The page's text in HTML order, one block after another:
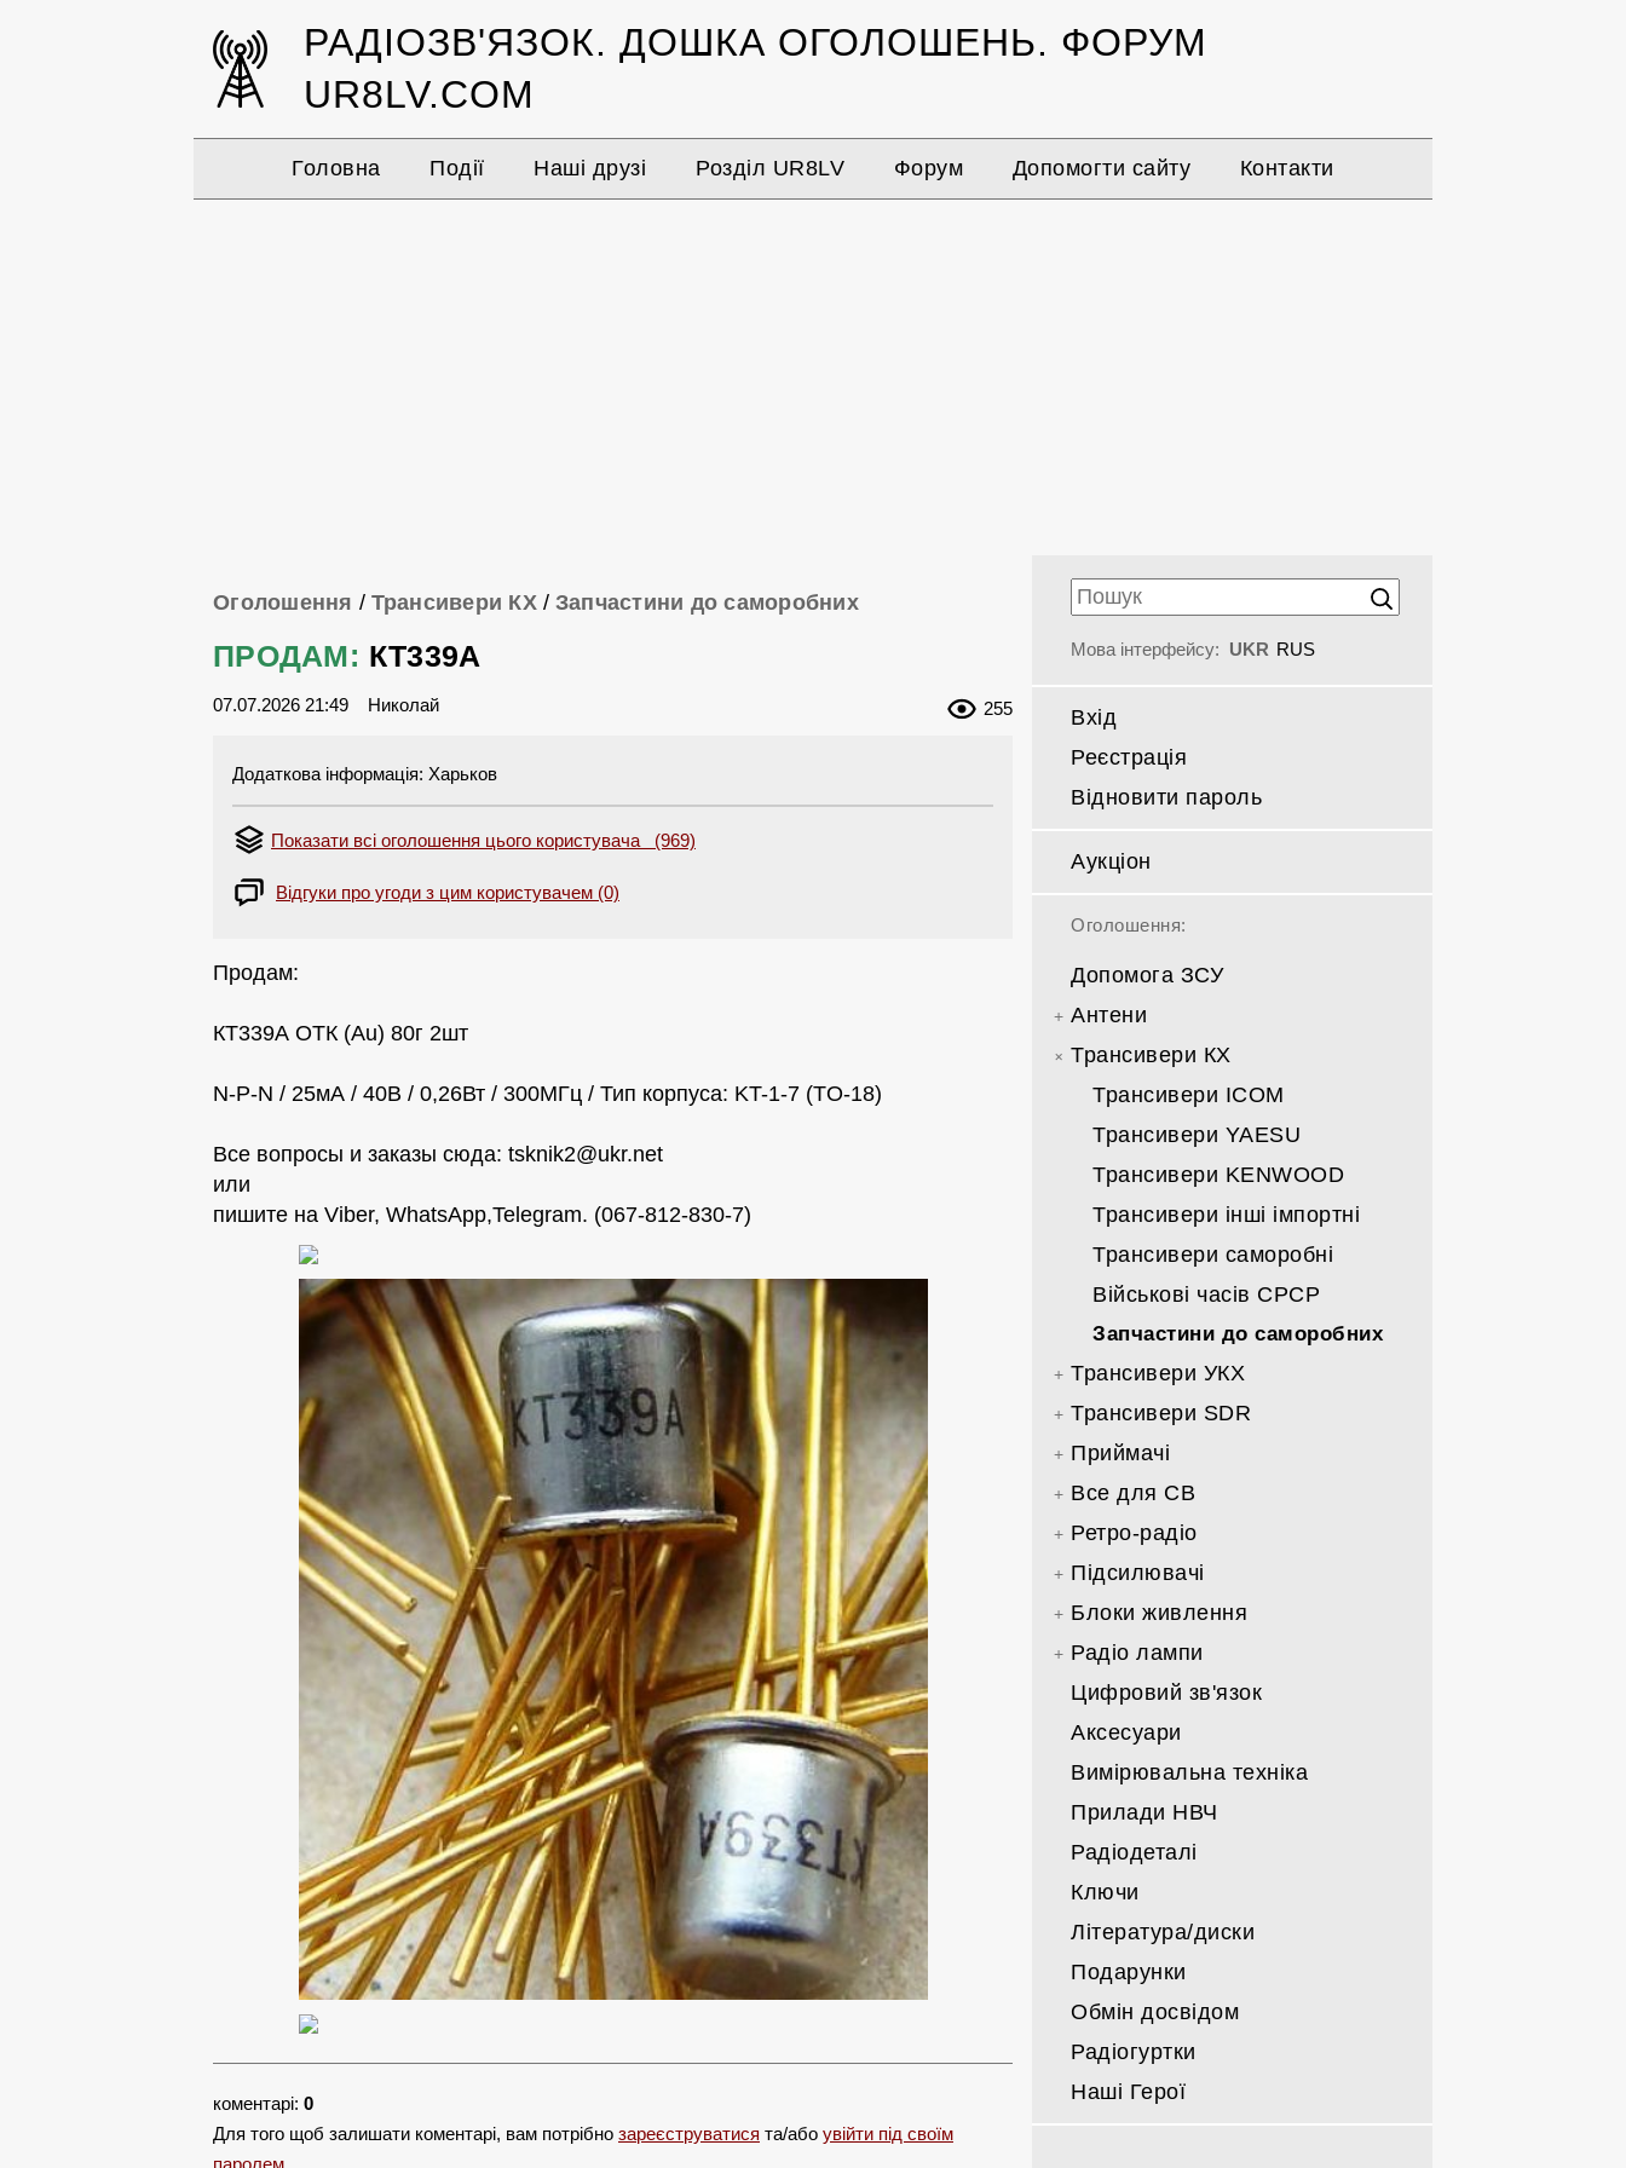
РАДІОЗВ'ЯЗОК. ДОШКА ОГОЛОШЕНЬ. ФОРУМ
UR8LV.COM
Головна Події Наші друзі Розділ UR8LV Форум Допомогти сайту Контакти
Оголошення / Трансивери КХ/ Запчастини до саморобних
ПРОДАМ: КТ339А
07.07.2026 21:49 Николай 255
Додаткова інформація: Харьков
Показати всі оголошення цього користувача (969)
Відгуки про угоди з цим користувачем (0)
Продам:
КТ339А ОТК (Au) 80г 2шт
N-P-N / 25мА / 40В / 0,26Вт / 300МГц / Тип корпуса: KT-1-7 (TO-18)
Все вопросы и заказы сюда: tsknik2@ukr.net
или
пишите на Viber, WhatsАpp,Telegram. (067-812-830-7)
коментарі: 0
Для того щоб залишати коментарі, вам потрібно зареєструватися та/або увійти під своїм
Мова інтерфейсу: UKR RUS
Вхід
Реєстрація
Відновити пароль
Аукціон
Оголошення:
Допомога ЗСУ
Антени
Спрямовані КВ
Спрямовані УКХ
Всі вертикали
Дротяні
Кабелі/щогли/поворотні
Трансивери КХ
Трансивери ICOM
Трансивери YAESU
Трансивери KENWOOD
Трансивери інші імпортні
Трансивери саморобні
Військові часів СРСР
Запчастини до саморобних
Трансивери УКХ
Трансивери MOTOROLA
Трансивери ICOM
Трансивери KENWOOD
Трансивери YAESU
Трансивери імпорт-інші
Трансивери СРСР
Трансивери саморобні
Трансивери SDR
Трансивери
Карти та запчастини до SDR
Приймачі
Військові часів СРСР
Імпортні
Набори
Все для СВ
Станції СВ
Антени СВ
Гаджети СВ
Ретро-радіо
Військові
Побутові
Решта
Підсилювачі
Підсилювачі заводські КХ/УКХ/
військовкі
Підсилювачі саморобні КХ/УКХ
Деталі для підсилювачів
Блоки живлення
Тільки блоки живлення
Компоненти блоків живлення
Радіо лампи
Радіо лампи Г/ГИ/ГМИ/ГС/ГУ
Інші радіо лампи
Цифровий зв'язок
Аксесуари
Вимірювальна техніка
Прилади НВЧ
Радіодеталі
Ключи
Література/диски
Подарунки
Обмін досвідом
Радіогуртки
Наші Герої